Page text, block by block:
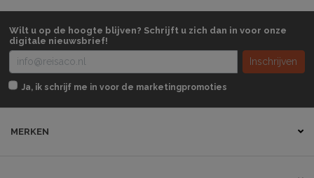
Wilt u op de hoogte blijven? Schrijft u zich dan in voor onze
digitale nieuwsbrief!
Inschrijven
Ja, ik schrijf me in voor de marketingpromoties
MERKEN